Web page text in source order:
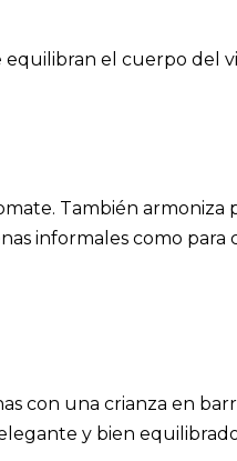
el cuerpo del
También
informales como para
con una crianza en
y bien